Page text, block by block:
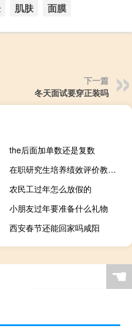
肌肤 面膜
下一篇
冬天面试要穿正装吗
the后面加单数还是复数
在职研究生培养绩效评价教育经济效率理论分析
农民工过年怎么放假的
小朋友过年要准备什么礼物
西安春节还能回家吗咸阳
☚